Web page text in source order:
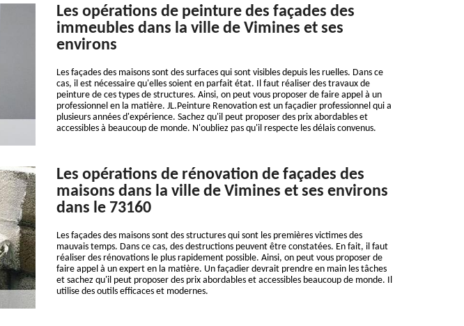
Les opérations de peinture des façades des
immeubles dans la ville de Vimines et ses
environs
Les façades des maisons sont des surfaces qui sont visibles depuis les ruelles. Dans ce
cas, il est nécessaire qu'elles soient en parfait état. Il faut réaliser des travaux de
peinture de ces types de structures. Ainsi, on peut vous proposer de faire appel à un
professionnel en la matière. JL.Peinture Renovation est un façadier professionnel qui a
plusieurs années d'expérience. Sachez qu'il peut proposer des prix abordables et
accessibles à beaucoup de monde. N'oubliez pas qu'il respecte les délais convenus.
Les opérations de rénovation de façades des
maisons dans la ville de Vimines et ses environs
dans le 73160
Les façades des maisons sont des structures qui sont les premières victimes des
mauvais temps. Dans ce cas, des destructions peuvent être constatées. En fait, il faut
réaliser des rénovations le plus rapidement possible. Ainsi, on peut vous proposer de
faire appel à un expert en la matière. Un façadier devrait prendre en main les tâches
et sachez qu'il peut proposer des prix abordables et accessibles beaucoup de monde. Il
utilise des outils efficaces et modernes.